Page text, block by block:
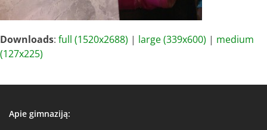
Downloads: full (1520x2688) | large (339x600) | medium
(127x225)
Apie gimnaziją: